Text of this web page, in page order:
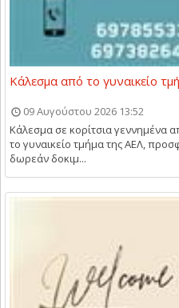
Κάλεσμα από το γυναικείο
09 Αυγούστου 2026 13:52
Κάλεσμα σε κορίτσια γεννημένα
το γυναικείο τμήμα της ΑΕΛ,
δωρεάν δοκιμ...